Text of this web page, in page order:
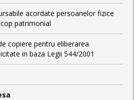
acordate persoanelor fizice
patrimonial
copiere pentru eliberarea
in baza Legii 544/2001